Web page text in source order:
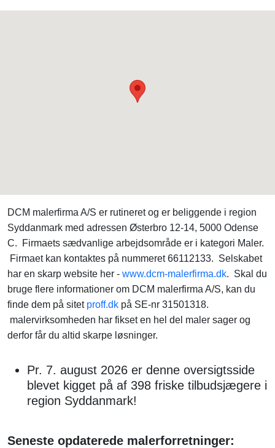
DCM malerfirma A/S er rutineret og er beliggende i region
Syddanmark med adressen Østerbro 12-14, 5000 Odense
C. Firmaets sædvanlige arbejdsområde er i kategori Maler.
Firmaet kan kontaktes på nummeret 66112133. Selskabet
har en skarp website her - www.dcm-malerfirma.dk. Skal du
bruge flere informationer om DCM malerfirma A/S, kan du
finde dem på sitet proff.dk på SE-nr 31501318.
malervirksomheden har fikset en hel del maler sager og
derfor får du altid skarpe løsninger.
Pr. 7. august 2026 er denne oversigtsside
blevet kigget på af 398 friske tilbudsjægere i
region Syddanmark!
Seneste opdaterede malerforretninger: